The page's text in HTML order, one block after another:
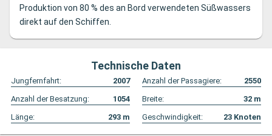
Produktion von 80 % des an Bord verwendeten Süßwassers
direkt auf den Schiffen.
Technische Daten
Jungfernfahrt: 2007 Anzahl der Passagiere:
2550
Anzahl der Besatzung:
1054 Breite: 32 m
Länge:
293 m Geschwindigkeit: 23 Knoten